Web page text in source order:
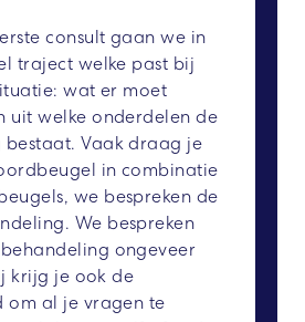
consult gaan we in
traject welke past bij
wat er moet
uit welke onderdelen de
Vaak draag je
in combinatie
we bespreken de
We bespreken
ongeveer
krijg je ook de
om al je vragen te